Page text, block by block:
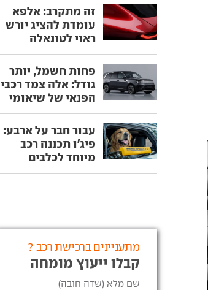
זה מתקרב: אלפא
עומדת להציג יורש
ראוי לטונאלה
פחות חשמל, יותר
גודל: אלה צמד רכבי
הפנאי של שיאומי
עבור חבר על ארבע:
פיג'ו תכננה רכב
מיוחד לכלבים
מתעניינים ברכישת רכב ?
קבלו ייעוץ מומחה
שם מלא (שדה חובה)